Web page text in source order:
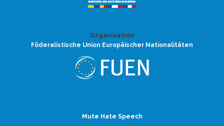
Organisation
Föderalistische Union Europäischer Nationalitäten
Mute Hate Speech